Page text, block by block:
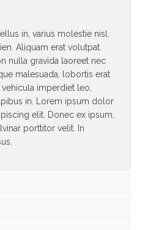
in, varius molestie nisl.
Aliquam erat volutpat.
nulla gravida laoreet nec
malesuada, lobortis erat
imperdiet leo,
in. Lorem ipsum dolor
elit. Donec ex ipsum,
porttitor velit. In